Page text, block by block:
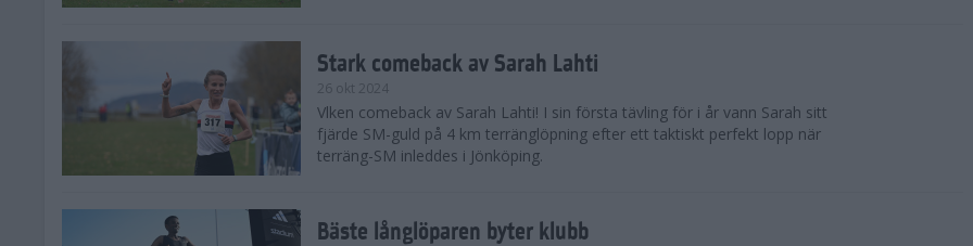
Stark comeback av Sarah Lahti
26 okt 2024
Vlken comeback av Sarah Lahti! I sin första tävling för i år vann Sarah sitt
fjärde SM-guld på 4 km terränglöpning efter ett taktiskt perfekt lopp när
terräng-SM inleddes i Jönköping.
Bäste långlöparen byter klubb